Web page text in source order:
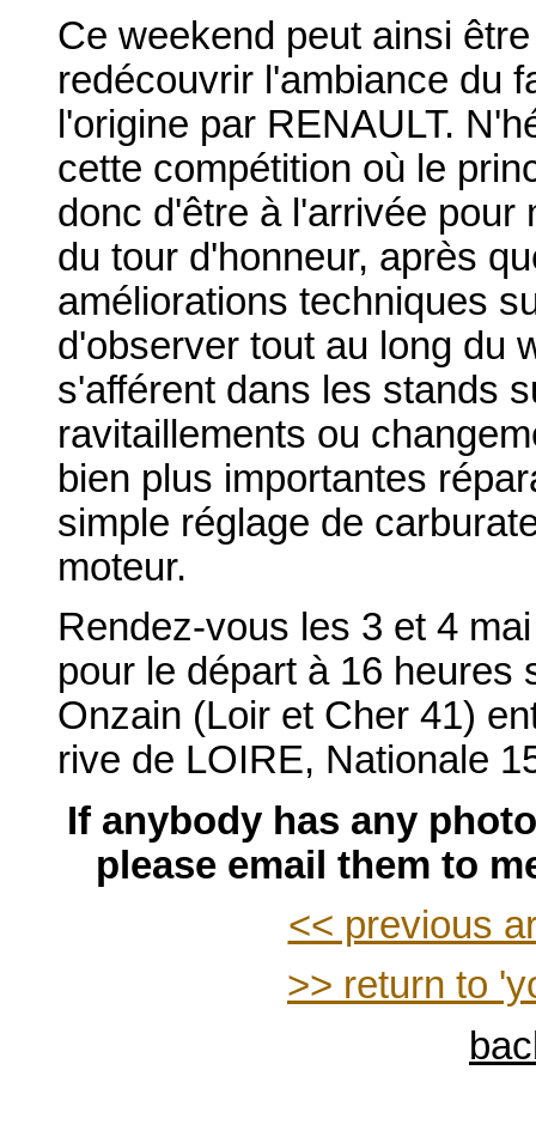
Ce weekend peut ainsi
redécouvrir l'ambiance du
l'origine par RENAULT.
cette compétition où le
donc d'être à l'arrivée pour
du tour d'honneur, après
améliorations techniques
d'observer tout au long du
s'afférent dans les stands
ravitaillements ou
bien plus importantes
simple réglage de
moteur.
Rendez-vous les 3 et 4
pour le départ à 16 heures
Onzain (Loir et Cher 41)
rive de LOIRE, Nationale
If anybody has any
please email them to
<< previous
>> return to